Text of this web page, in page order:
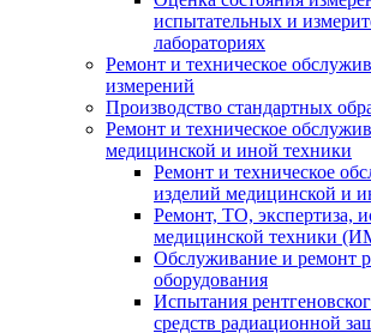
испытательных и
лабораториях
Ремонт и техническое
измерений
Производство стандартных
Ремонт и техническое
медицинской и иной техники
Ремонт и техническое
изделий медицинской и
Ремонт, ТО, экспертиза,
медицинской техники
Обслуживание и ремонт
оборудования
Испытания
средств радиационной